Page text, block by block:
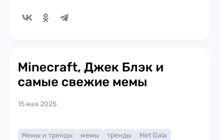
Minecraft, Джек Блэк и
самые свежие мемы
15 мая 2025
Мемы и тренды мемы тренды
Met Gala